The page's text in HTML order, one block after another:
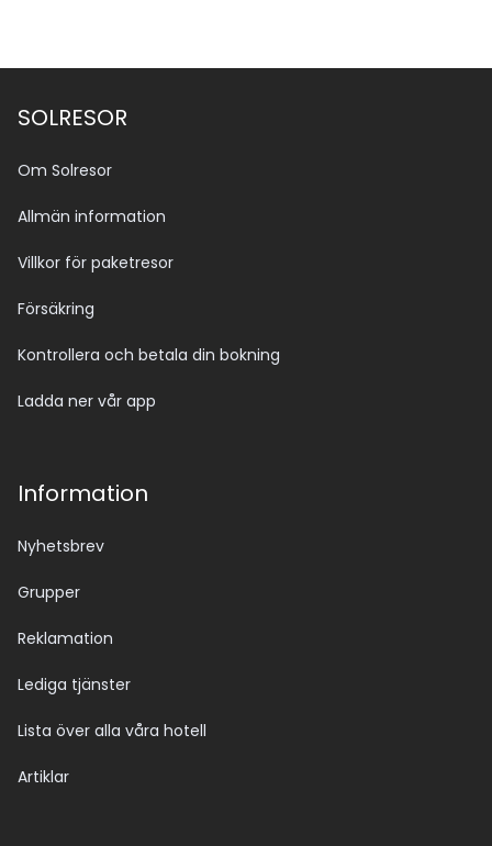
SOLRESOR
Om Solresor
Allmän information
Villkor för paketresor
Försäkring
Kontrollera och betala din bokning
Ladda ner vår app
Information
Nyhetsbrev
Grupper
Reklamation
Lediga tjänster
Lista över alla våra hotell
Artiklar